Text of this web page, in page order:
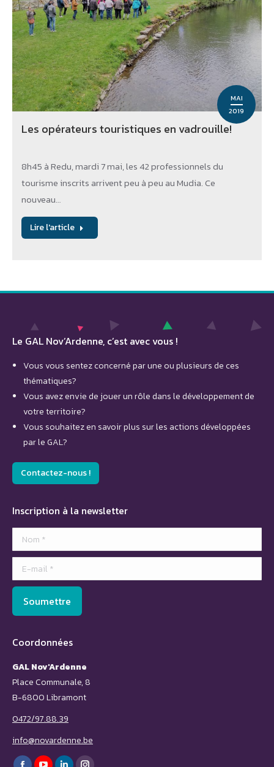
MAI
2019
Les opérateurs touristiques en vadrouille!
8h45 à Redu, mardi 7 mai, les 42 professionnels du
tourisme inscrits arrivent peu à peu au Mudia. Ce
nouveau…
Lire l'article
Le GAL Nov’Ardenne, c’est avec vous !
Vous vous sentez concerné par une ou plusieurs de ces
thématiques?
Vous avez envie de jouer un rôle dans le développement de
votre territoire?
Vous souhaitez en savoir plus sur les actions développées
par le GAL?
Contactez-nous !
Inscription à la newsletter
Nom *
E-mail *
Soumettre
Coordonnées
GAL Nov'Ardenne
Place Communale, 8
B-6800 Libramont
0472/97.88.39
info@novardenne.be
Trouvez nous sur :